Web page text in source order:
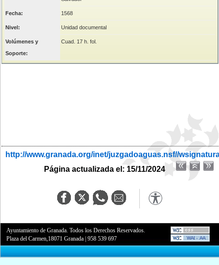
Fecha: 1568
Nivel: Unidad documental
Volúmenes y
Soporte:
Cuad. 17 h. fol.
http://www.granada.org/inet/juzgadoaguas.nsf//
Página actualizada el: 15/11/2024
Ayuntamiento de Granada. Todos los Derechos Reservados.
Plaza del Carmen,18071 Granada |958 539 697